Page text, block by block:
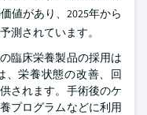
値があり、2025年から
測されています。
臨床栄養製品の採用は
、栄養状態の改善、回
されます。手術後のケ
プログラムなどに利用